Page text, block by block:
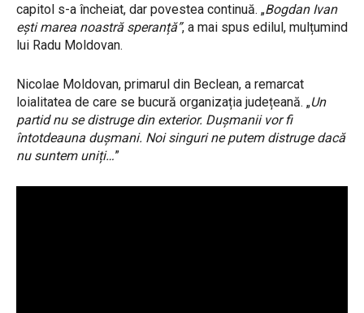
capitol s-a încheiat, dar povestea continuă. „Bogdan Ivan
ești marea noastră speranță”, a mai spus edilul, mulțumind
lui Radu Moldovan.
Nicolae Moldovan, primarul din Beclean, a remarcat
loialitatea de care se bucură organizația județeană. „Un
partid nu se distruge din exterior. Dușmanii vor fi
întotdeauna dușmani. Noi singuri ne putem distruge dacă
nu suntem uniți…”